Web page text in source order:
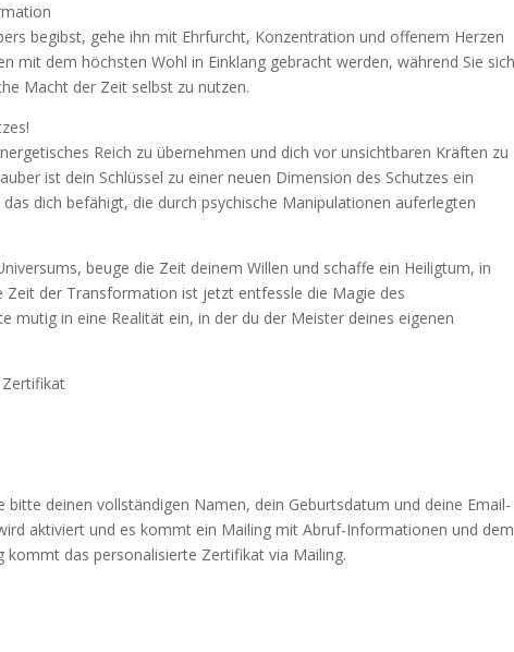
begibst, gehe ihn mit Ehrfurcht, Konzentration und offenem Herzen
mit dem höchsten Wohl in Einklang gebracht werden, während Sie sich
Macht der Zeit selbst zu nutzen.
Reich zu übernehmen und dich vor unsichtbaren Kräften zu
ist dein Schlüssel zu einer neuen Dimension des Schutzes ein
dich befähigt, die durch psychische Manipulationen auferlegten
beuge die Zeit deinem Willen und schaffe ein Heiligtum, in
Zeit der Transformation ist jetzt entfessle die Magie des
mutig in eine Realität ein, in der du der Meister deines eigenen
Zertifikat
bitte deinen vollständigen Namen, dein Geburtsdatum und deine Email-
aktiviert und es kommt ein Mailing mit Abruf-Informationen und dem
kommt das personalisierte Zertifikat via Mailing.